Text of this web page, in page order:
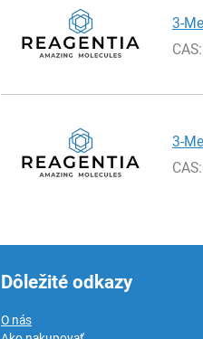
3-
3-
Dôležité odkazy
O nás